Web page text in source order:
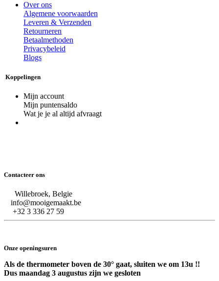
Over ons
Algemene voorwaarden
Leveren & Verzenden
Retourneren
Betaalmethoden
Privacybeleid
Blogs
Koppelingen
Mijn account
Mijn puntensaldo
Wat je je al altijd afvraagt
Contacteer ons
Willebroek, Belgie
info@mooigemaakt.be
+32 3 336 27 59
Onze openingsuren
Als de thermometer boven de 30° gaat, sluiten we om 13u !!
Dus maandag 3 augustus zijn we gesloten